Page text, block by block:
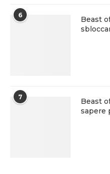
6
Beast
7
Beast
sapere